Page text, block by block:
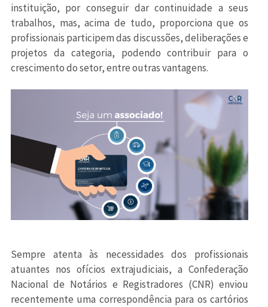
instituição, por conseguir dar continuidade a seus
trabalhos, mas, acima de tudo, proporciona que os
profissionais participem das discussões, deliberações e
projetos da categoria, podendo contribuir para o
crescimento do setor, entre outras vantagens.
Sempre atenta às necessidades dos profissionais
atuantes nos ofícios extrajudiciais, a Confederação
Nacional de Notários e Registradores (CNR) enviou
recentemente uma correspondência para os cartórios